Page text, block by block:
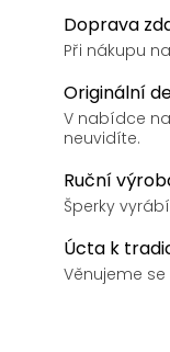
Doprava
Při nákupu
Originální
V nabídce
neuvidíte.
Ruční
Šperky
Úcta k
Věnujeme se